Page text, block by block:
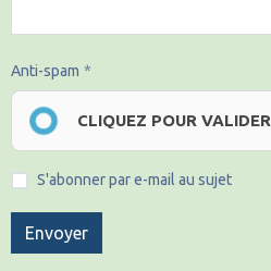
Anti-spam
CLIQUEZ POUR VALIDER
S'abonner par e-mail au sujet
Envoyer